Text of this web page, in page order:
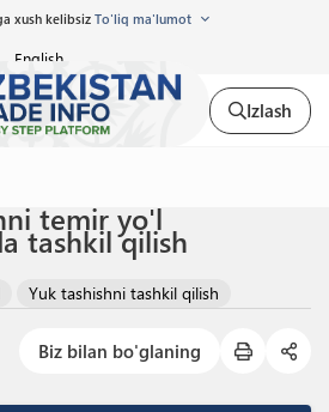
xush kelibsiz To'liq ma'lumot
English
Izlash
temir yo'l
tashkil qilish
Yuk tashishni tashkil qilish
Biz bilan bo'glaning